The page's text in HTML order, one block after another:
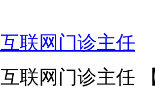
联网门诊主任
联网门诊主任